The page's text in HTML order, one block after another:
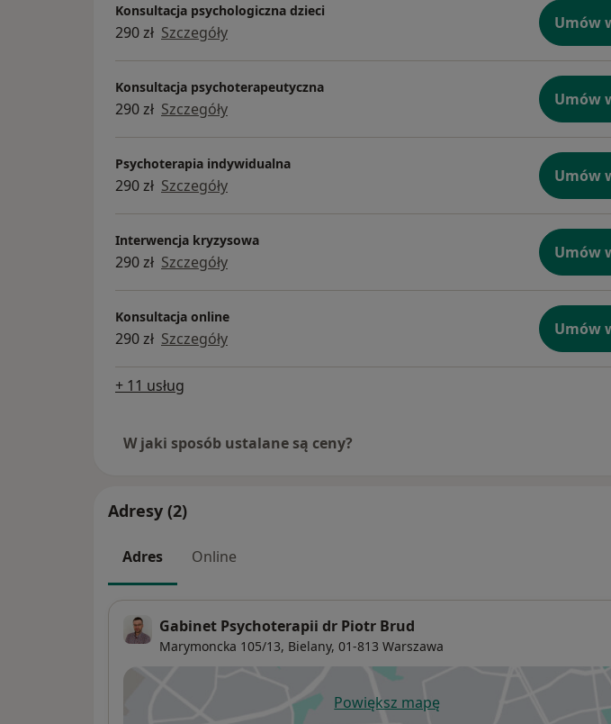
Konsultacja psychologiczna dzieci
290 zł Szczegóły Umów
Konsultacja psychoterapeutyczna
290 zł Szczegóły Umów
Psychoterapia indywidualna
290 zł Szczegóły Umów
Interwencja kryzysowa
290 zł Szczegóły Umów
Konsultacja online
290 zł Szczegóły Umów
+ 11 usług
W jaki sposób ustalane są ceny?
Adresy (2)
Adres Online
Gabinet Psychoterapii dr Piotr Brud
Marymoncka 105/13, Bielany, 01-813 Warszawa
Powiększ mapęotwiera się w nowej karcie